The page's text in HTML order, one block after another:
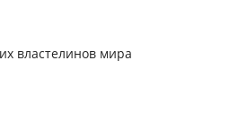
властелинов мира